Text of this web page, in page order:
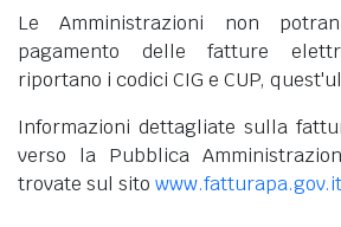
Le Amministrazioni non
pagamento delle fatture
riportano i codici CIG e CUP,
Informazioni dettagliate sulla
verso la Pubblica
trovate sul sito www.fatturapa.gov.it